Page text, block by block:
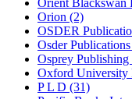
Orient Blackswan
Orion (2)
OSDER
Osder
Osprey Publishing
Oxford University
P L D (31)